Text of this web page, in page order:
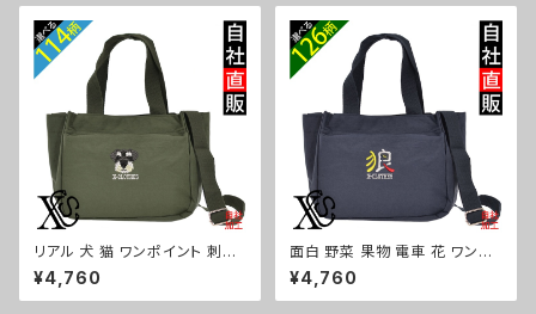
リアル 犬 猫 ワンポイント 刺繍
トート ショルダーバッグ カジュ
アル 軽量 レディース メンズ 雑
貨 グッズ 自社ブランド 柄 ギフト
¥4,760
面白 野菜 果物 電車 花 ワンポ
イント 刺繍トート ショルダーバ
ッグ カジュアル 軽量 レディース
メンズ 雑貨 グッズ 自社ブランド
¥4,760